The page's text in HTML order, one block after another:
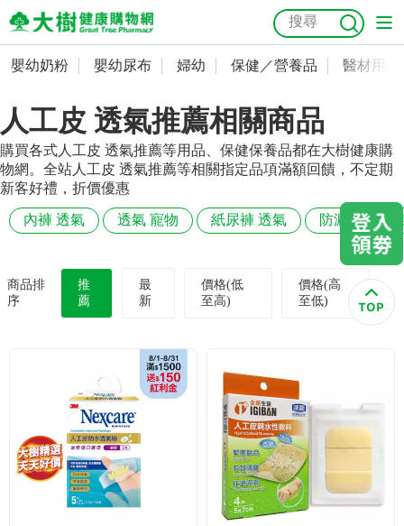
嬰幼奶粉
嬰幼尿布
婦幼
保健／營養品
醫材用品
成人照護
食品／健康食補
寵物
抗菌 尿布 大樹獨家 益生菌 魚油 幼兒米餅
奶瓶奶嘴
會員資料及密碼修改
常用收件人清單
訂單查詢
收藏清單
紅利點數查詢
購物金查詢
登入
嬰幼奶粉 嬰幼尿布 婦幼 保健／營養品 醫材用品
人工皮 透氣推薦相關商品
購買各式人工皮 透氣推薦等用品、保健保養品都在大樹健康購
物網。全站人工皮 透氣推薦等相關指定品項滿額回饋，不定期
新客好禮，折價優惠
內褲 透氣 透氣 寵物 紙尿褲 透氣 防漏內褲 透
商品排
序
推
薦
最
新
價格(低
至高)
價格(高
至低)